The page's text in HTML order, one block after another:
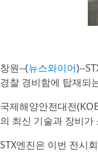
창원--(뉴스와이어)--
경찰 경비함에 탑재되
국제해양안전대전
의 최신 기술과 장비가
STX엔진은 이번 전시